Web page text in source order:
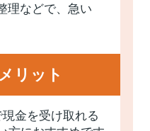
理などで、急い
リット
金を受け取れる